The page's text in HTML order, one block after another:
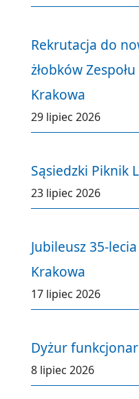
Rekrutacja do
żłobków
Krakowa
29 lipiec 2026
Sąsiedzki Piknik
23 lipiec 2026
Jubileusz 35-
Krakowa
17 lipiec 2026
Dyżur
8 lipiec 2026